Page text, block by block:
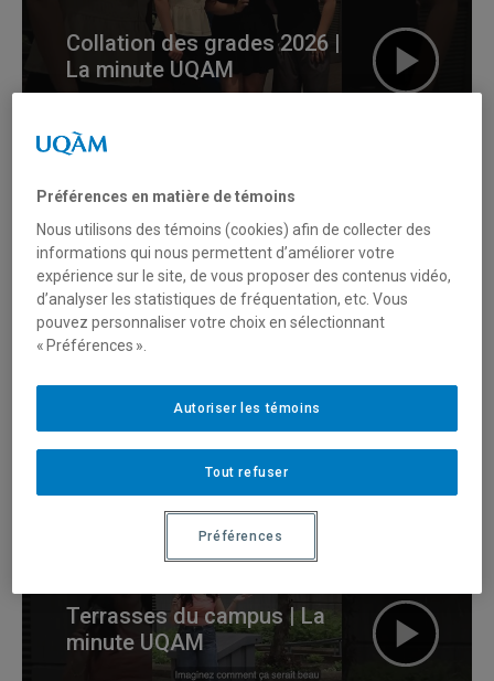
Collation des grades 2026 |
La minute UQAM
Étudier l’été et motivation |
La minute UQAM
La minute UQAM
Terrasses du campus | La
minute UQAM
Préférences en matière de témoins
Nous utilisons des témoins (cookies) afin de collecter des
informations qui nous permettent d’améliorer votre
expérience sur le site, de vous proposer des contenus vidéo,
d’analyser les statistiques de fréquentation, etc. Vous
pouvez personnaliser votre choix en sélectionnant
« Préférences ».
Tout refuser
Autoriser les témoins
Préférences